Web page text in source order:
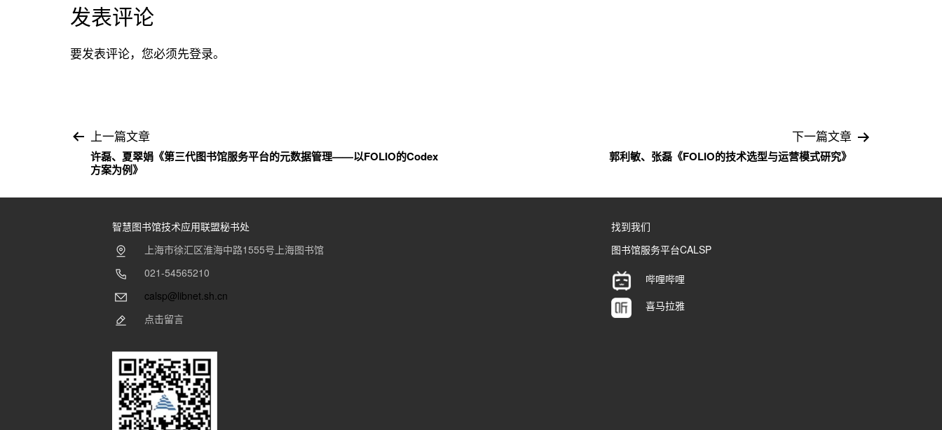
发表评论
要发表评论，您必须先登录。
文
导
上一篇文章
许磊、夏翠娟《第三代图书馆服务平台的元数据管理——以FOLIO的Codex
方案为例》
下一篇文章
郭利敏、张磊《FOLIO的技术选型与运营模式研究》
智慧图书馆技术应用联盟秘书处
上海市徐汇区淮海中路1555号上海图书馆
021-54565210
calsp@libnet.sh.cn
点击留言
找到我们
图书馆服务平台CALSP
哔哩哔哩
喜马拉雅